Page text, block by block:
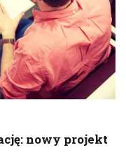
nowy projekt